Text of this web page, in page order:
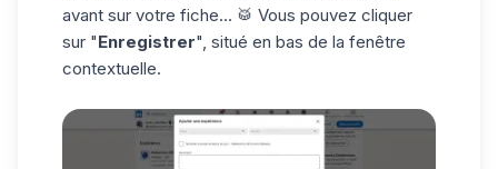
avant sur votre fiche... 🥁 Vous pouvez cliquer
sur "Enregistrer", situé en bas de la fenêtre
contextuelle.